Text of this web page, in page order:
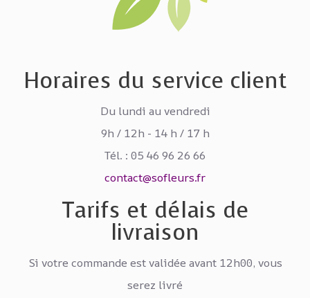
Horaires du service client
Du lundi au vendredi
9h / 12h - 14 h / 17 h
Tél. : 05 46 96 26 66
contact@sofleurs.fr
Tarifs et délais de
livraison
Si votre commande est validée avant 12h00, vous
serez livré